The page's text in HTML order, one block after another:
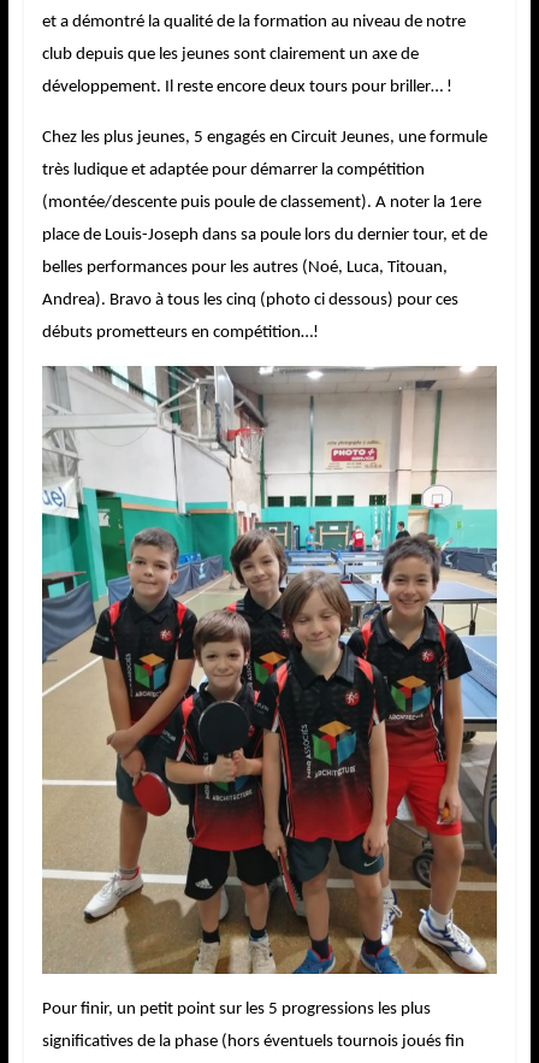
et a démontré la qualité de la formation au niveau de notre
club depuis que les jeunes sont clairement un axe de
développement. Il reste encore deux tours pour briller… !
Chez les plus jeunes, 5 engagés en Circuit Jeunes, une formule
très ludique et adaptée pour démarrer la compétition
(montée/descente puis poule de classement). A noter la 1ere
place de Louis-Joseph dans sa poule lors du dernier tour, et de
belles performances pour les autres (Noé, Luca, Titouan,
Andrea). Bravo à tous les cinq (photo ci dessous) pour ces
débuts prometteurs en compétition…!
Pour finir, un petit point sur les 5 progressions les plus
significatives de la phase (hors éventuels tournois joués fin